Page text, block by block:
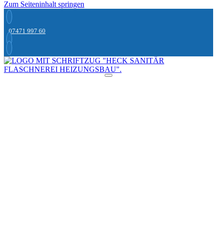
Zum Seiteninhalt springen
07471 997 60